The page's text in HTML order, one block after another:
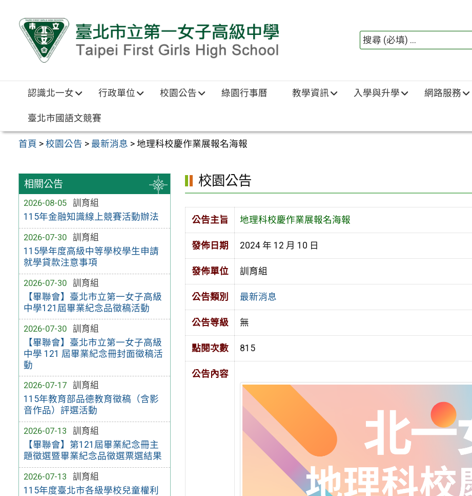
認識北一女 行政單位 校園公告 綠園行事曆 教學資訊 入學與升學 網路服務
臺北市國語文競賽
首頁 >校園公告 > 最新消息 >地理科校慶作業展報名海報
相關公告
2026-08-05
訓育組
115年金融知識線上競賽活動辦法
2026-07-30
訓育組
115學年度高級中等學校學生申請
就學貸款注意事項
2026-07-30
訓育組
【畢聯會】臺北市立第一女子高級
中學121屆畢業紀念品徵稿活動
2026-07-30
訓育組
【畢聯會】臺北市立第一女子高級
中學 121 屆畢業紀念冊封面徵稿活
動
2026-07-17
訓育組
115年教育部品德教育徵稿（含影
音作品）評選活動
2026-07-13
訓育組
【畢聯會】第121屆畢業紀念冊主
題徵選暨畢業紀念品徵選票選結果
2026-07-13
訓育組
115年度臺北市各級學校兒童權利
校園公告
公告主旨 地理科校慶作業展報名海報
發佈日期 2024 年 12 月 10 日
發佈單位 訓育組
公告類別 最新消息
公告等級 無
點閱次數 815
公告內容